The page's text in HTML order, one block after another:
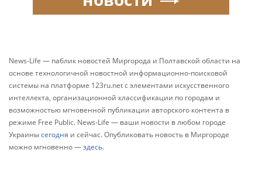
News-Life — паблик новостей Миргорода и Полтавской области на
основе технологичной новостной информационно-поисковой
системы на платформе 123ru.net с элементами искусственного
интеллекта, организационной классификации по городам и
возможностью мгновенной публикации авторского контента в
режиме Free Public. News-Life — ваши новости в любом городе
Украинысегодня и сейчас. Опубликовать новость в Миргороде
можно мгновенно —здесь.